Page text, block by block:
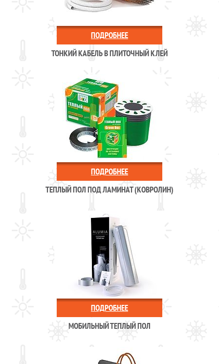
ПОДРОБНЕЕ
ТОНКИЙ КАБЕЛЬ В ПЛИТОЧНЫЙ КЛЕЙ
ПОДРОБНЕЕ
ТЕПЛЫЙ ПОЛ ПОД ЛАМИНАТ (КОВРОЛИН)
ПОДРОБНЕЕ
МОБИЛЬНЫЙ ТЕПЛЫЙ ПОЛ